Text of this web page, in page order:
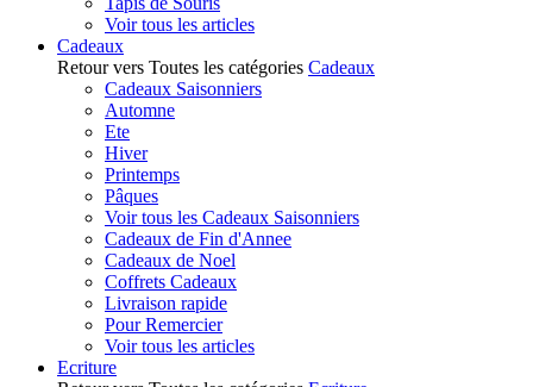
Voir tous les articles
Cadeaux
Retour vers Toutes les catégories Cadeaux
Cadeaux Saisonniers
Automne
Ete
Hiver
Printemps
Pâques
Voir tous les Cadeaux Saisonniers
Cadeaux de Fin d'Annee
Cadeaux de Noel
Coffrets Cadeaux
Livraison rapide
Pour Remercier
Voir tous les articles
Ecriture